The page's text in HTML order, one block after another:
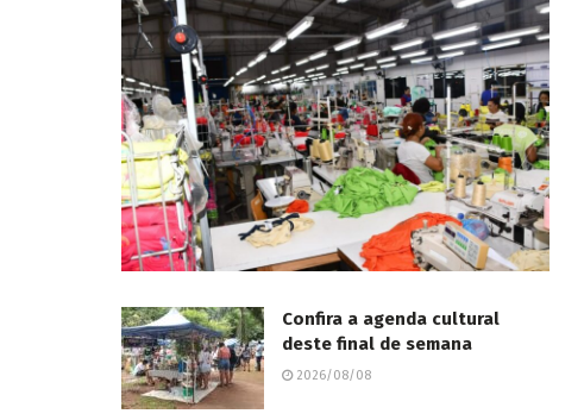
Confira a agenda cultural
deste final de semana
2026/08/08